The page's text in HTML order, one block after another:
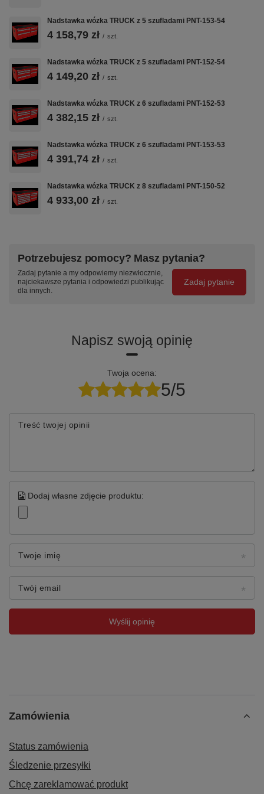
– głębokość wewnętrzna użytkowa 408 mm
1 x szuflada średnia 140 wąska
– wysokość czoła szuflady 136 mm
– szerokość wewnętrzna użytkowa 368 mm
– głębokość wewnętrzna użytkowa 408 mm
1 x szuflada wysoka 210 wąska
– wysokość wewnętrzna użytkowa 197 mm
– szerokość wewnętrzna użytkowa 368 mm
– głębokość wewnętrzna użytkowa 408 mm
– dokładne wymiary w galerii zdjęć
– blokada zapobiegająca wysunięciu więcej niż jednej szuflady
– blat wózka wykonany ze sklejki o gr. 40 mm
– klucz Master Key, umożliwia dostęp do dowolnej liczby szafek za
pomocą klucza grupowego przy zachowaniu kluczy indywidualnych
– malowanie w innej kolorystyce niż podstawowa paleta RAL
Nadstawka wózka TRUCK z 5 szufladami PNT-153-54
4 158,79 zł / szt.
Nadstawka wózka TRUCK z 5 szufladami PNT-152-54
4 149,20 zł / szt.
Nadstawka wózka TRUCK z 6 szufladami PNT-152-53
4 382,15 zł / szt.
Nadstawka wózka TRUCK z 6 szufladami PNT-153-53
4 391,74 zł / szt.
Nadstawka wózka TRUCK z 8 szufladami PNT-150-52
4 933,00 zł / szt.
Potrzebujesz pomocy? Masz pytania?
Zadaj pytanie a my odpowiemy niezwłocznie,
najciekawsze pytania i odpowiedzi publikując
dla innych.
Zadaj pytanie
Napisz swoją opinię
Twoja ocena:
5/5
Treść twojej opinii
Dodaj własne zdjęcie produktu:
Twoje imię
Twój email
Wyślij opinię
Zamówienia
Status zamówienia
Śledzenie przesyłki
Chcę zareklamować produkt